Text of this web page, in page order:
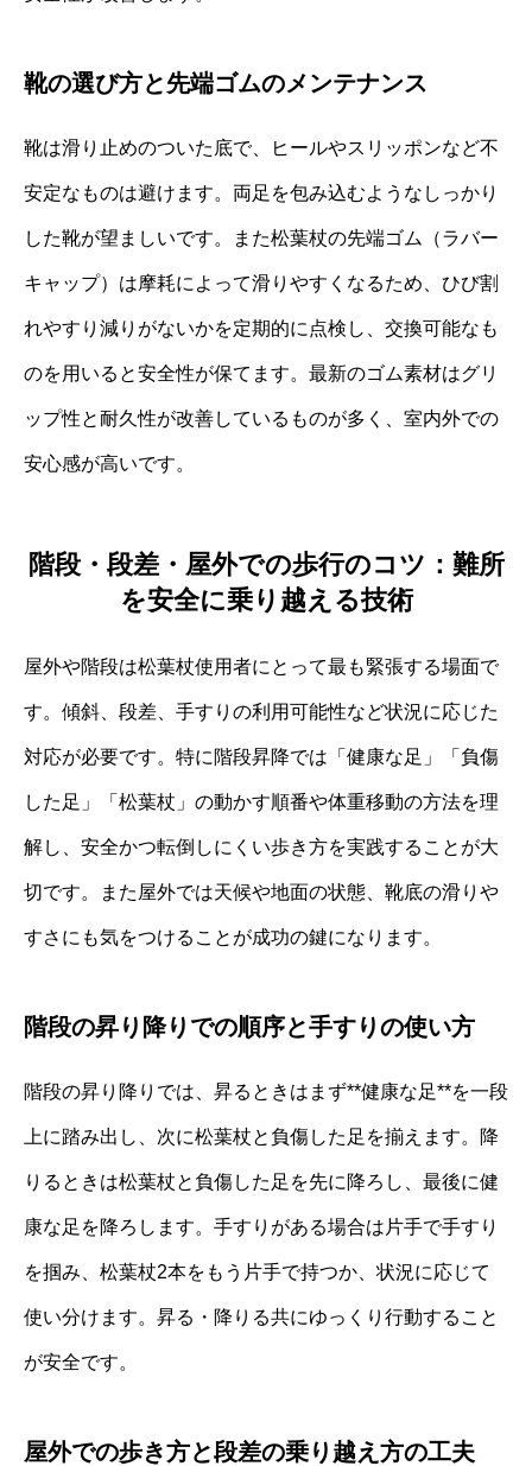
靴の選び方と先端ゴムのメンテナンス
靴は滑り止めのついた底で、ヒールやスリッポンなど不
安定なものは避けます。両足を包み込むようなしっかり
した靴が望ましいです。また松葉杖の先端ゴム（ラバー
キャップ）は摩耗によって滑りやすくなるため、ひび割
れやすり減りがないかを定期的に点検し、交換可能なも
のを用いると安全性が保てます。最新のゴム素材はグリ
ップ性と耐久性が改善しているものが多く、室内外での
安心感が高いです。
階段・段差・屋外での歩行のコツ：難所
を安全に乗り越える技術
屋外や階段は松葉杖使用者にとって最も緊張する場面で
す。傾斜、段差、手すりの利用可能性など状況に応じた
対応が必要です。特に階段昇降では「健康な足」「負傷
した足」「松葉杖」の動かす順番や体重移動の方法を理
解し、安全かつ転倒しにくい歩き方を実践することが大
切です。また屋外では天候や地面の状態、靴底の滑りや
すさにも気をつけることが成功の鍵になります。
階段の昇り降りでの順序と手すりの使い方
階段の昇り降りでは、昇るときはまず**健康な足**を一段
上に踏み出し、次に松葉杖と負傷した足を揃えます。降
りるときは松葉杖と負傷した足を先に降ろし、最後に健
康な足を降ろします。手すりがある場合は片手で手すり
を掴み、松葉杖2本をもう片手で持つか、状況に応じて
使い分けます。昇る・降りる共にゆっくり行動すること
が安全です。
屋外での歩き方と段差の乗り越え方の工夫